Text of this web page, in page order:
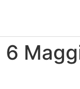
6